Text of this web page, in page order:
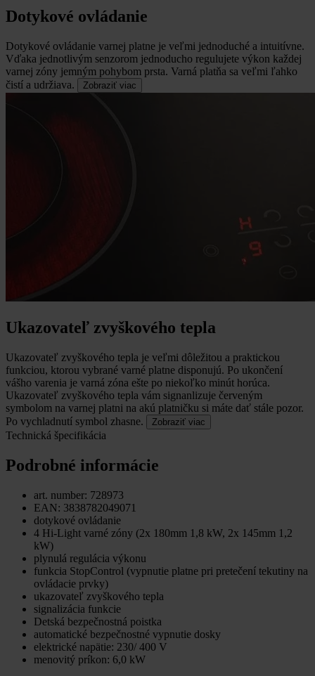
Dotykové ovládanie
Dotykové ovládanie varnej platne je veľmi jednoduché a intuitívne.
Vďaka jednotlivým senzorom jednoducho regulujete výkon každej
varnej zóny jemným pohybom prsta. Varná platňa sa veľmi ľahko
čistí a udržiava.
Zobraziť viac
Ukazovateľ zvyškového tepla
Ukazovateľ zvyškového tepla je veľmi dôležitou a praktickou
funkciou, ktorou vybrané varné platne disponujú. Po ukončení
vášho varenia je varná zóna ešte po niekoľko minút horúca.
Ukazovateľ zvyškového tepla vám signanlizuje červeným
symbolom na varnej platni na akú platničku si máte dať stále pozor.
Po vychladnutí symbol zhasne.
Zobraziť viac
Technická špecifikácia
Podrobné informácie
art. number: 728973
EAN: 3838782049071
dotykové ovládanie
4 Hi-Light varné zóny (2x 180mm 1,8 kW, 2x 145mm 1,2
kW)
plynulá regulácia výkonu
funkcia StopControl (vypnutie platne pri pretečení tekutiny na
ovládacie prvky)
ukazovateľ zvyškového tepla
signalizácia funkcie
Detská bezpečnostná poistka
automatické bezpečnostné vypnutie dosky
elektrické napätie: 230/ 400 V
menovitý príkon: 6,0 kW